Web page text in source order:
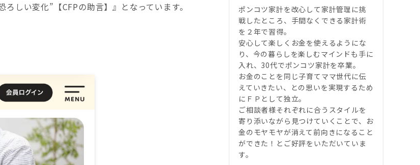
しい変化”【CFPの助言】』となっています。
ポンコツ家計を改心して家計管理に挑
戦したところ、手間なくできる家計術
を２年で習得。
安心して楽しくお金を使えるようにな
り、今の暮らしを楽しむマインドも手に
入れ、30代でポンコツ家計を卒業。
お金のことを同じ子育てママ世代に伝
えていきたい、との思いを実現するため
にＦＰとして独立。
ご相談者様それぞれに合うスタイルを
寄り添いながら見つけていくことで、お
金のモヤモヤが消えて前向きになること
ができた！とご好評をいただいていま
す。